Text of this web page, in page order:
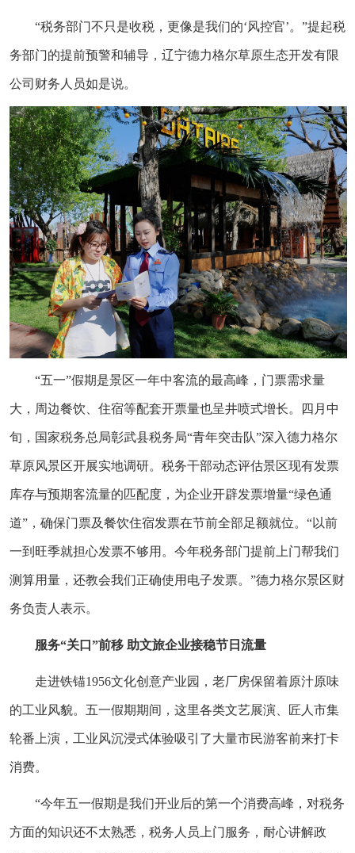
“税务部门不只是收税，更像是我们的‘风控官’。”提起税
务部门的提前预警和辅导，辽宁德力格尔草原生态开发有限
公司财务人员如是说。
“五一”假期是景区一年中客流的最高峰，门票需求量
大，周边餐饮、住宿等配套开票量也呈井喷式增长。四月中
旬，国家税务总局彰武县税务局“青年突击队”深入德力格尔
草原风景区开展实地调研。税务干部动态评估景区现有发票
库存与预期客流量的匹配度，为企业开辟发票增量“绿色通
道”，确保门票及餐饮住宿发票在节前全部足额就位。“以前
一到旺季就担心发票不够用。今年税务部门提前上门帮我们
测算用量，还教会我们正确使用电子发票。”德力格尔景区财
务负责人表示。
服务“关口”前移 助文旅企业接稳节日流量
走进铁锚1956文化创意产业园，老厂房保留着原汁原味
的工业风貌。五一假期期间，这里各类文艺展演、匠人市集
轮番上演，工业风沉浸式体验吸引了大量市民游客前来打卡
消费。
“今年五一假期是我们开业后的第一个消费高峰，对税务
方面的知识还不太熟悉，税务人员上门服务，耐心讲解政